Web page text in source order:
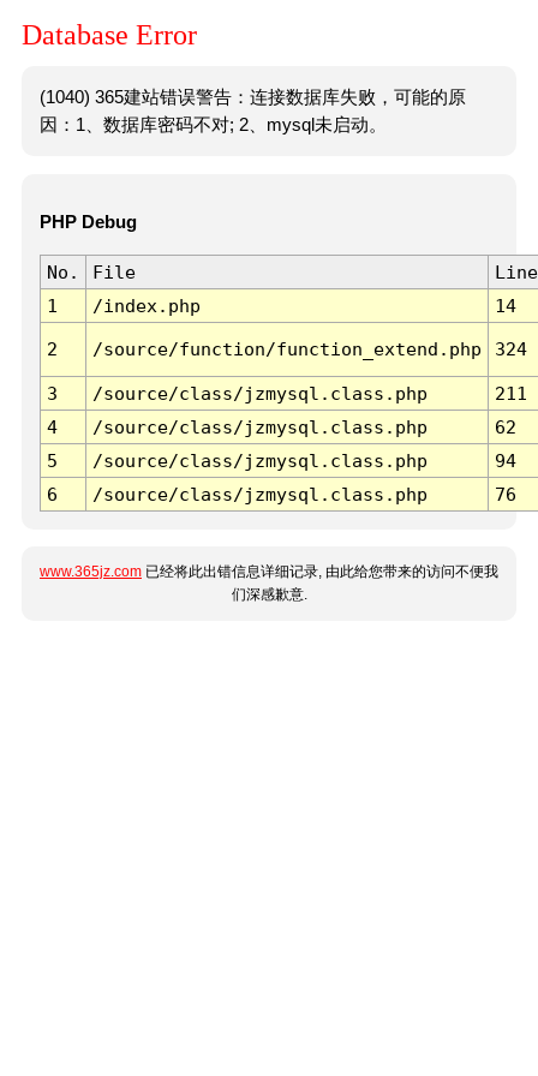
Database Error
(1040) 365建站错误警告：连接数据库失败，可能的原
因：1、数据库密码不对; 2、mysql未启动。
PHP Debug
No. File
Line
1
/index.php 14
2 /source/function/function_extend.php 324
3 /source/class/jzmysql.class.php
211
4
/source/class/jzmysql.class.php
62
5
/source/class/jzmysql.class.php
94
6
/source/class/jzmysql.class.php 76
www.365jz.com 已经将此出错信息详细记录, 由此给您带来的访问不便我
们深感歉意.